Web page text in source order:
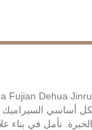
أساسي
نأمل في بناء